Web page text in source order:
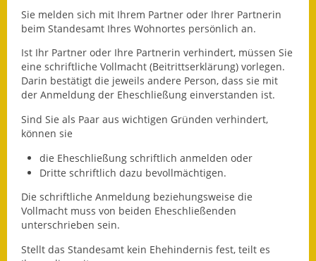
Stellenausschreibungen
Zahlen und Fakten
Rathaus
Beratungsstellen im
Landkreis
Formulare
Sie melden sich mit Ihrem Partner oder Ihrer Partnerin
beim Standesamt Ihres Wohnortes persönlich an.
Ist Ihr Partner oder Ihre Partnerin verhindert, müssen Sie
eine schriftliche Vollmacht (Beitrittserklärung) vorlegen.
Darin bestätigt die jeweils andere Person, dass sie mit
der Anmeldung der Eheschließung einverstanden ist.
Sind Sie als Paar aus wichtigen Gründen verhindert,
können sie
die Eheschließung schriftlich anmelden oder
Dritte schriftlich dazu bevollmächtigen.
Die schriftliche Anmeldung beziehungsweise die
Vollmacht muss von beiden Eheschließenden
unterschrieben sein.
Stellt das Standesamt kein Ehehindernis fest, teilt es